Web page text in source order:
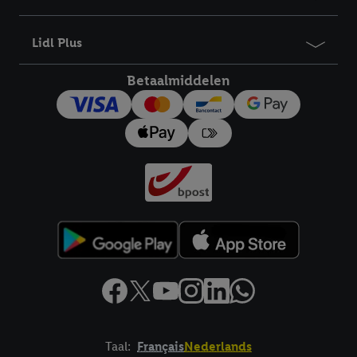
Lidl Plus
Betaalmiddelen
Taal: FrançaisNederlands
bewaartermijn van de gegevens en uw recht om uw
trekken, vindt u in onze
impressum hier.